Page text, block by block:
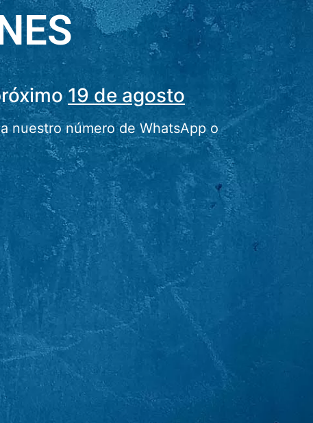
19 de agosto
nuestro número de WhatsApp o